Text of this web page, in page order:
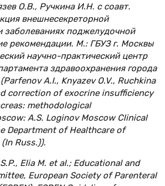
О.В., Ручкина И.Н. с соавт.
внешнесекреторной
заболеваниях поджелудочной
рекомендации. М.: ГБУЗ г. Москвы
научно-практический центр
здравоохранения города
A.I., Knyazev O.V., Ruchkina
correction of exocrine insufficiency
methodological
A.S. Loginov Moscow Clinical
Department of Healthcare of
Russ.)).
Elia M. et al.; Educational and
European Society of Parenteral